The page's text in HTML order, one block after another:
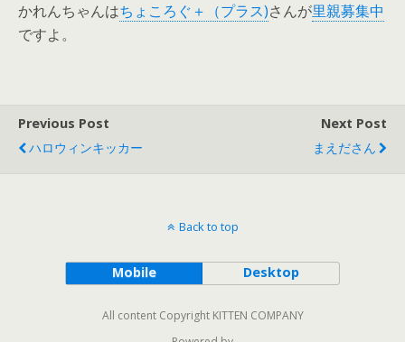
かれんちゃんはちょころぐ＋（プラス)さんが里親募集中
ですよ。
Previous Post
ハロウィンキッカー
Next Post
まえださん
Back to top
Mobile Desktop
All content Copyright KITTEN COMPANY